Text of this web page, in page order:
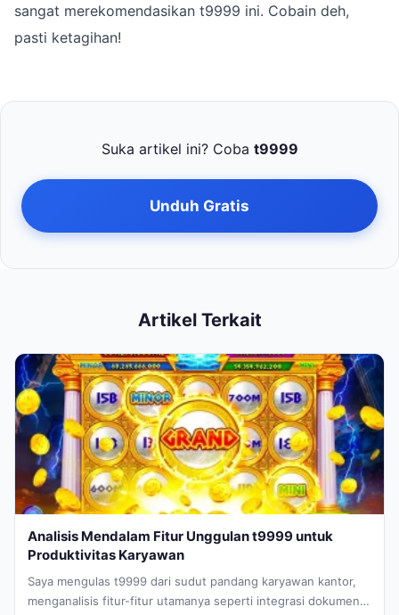
sangat merekomendasikan t9999 ini. Cobain deh,
pasti ketagihan!
Suka artikel ini? Coba t9999
Unduh Gratis
Artikel Terkait
Analisis Mendalam Fitur Unggulan t9999 untuk
Produktivitas Karyawan
Saya mengulas t9999 dari sudut pandang karyawan kantor,
menganalisis fitur-fitur utamanya seperti integrasi dokumen,